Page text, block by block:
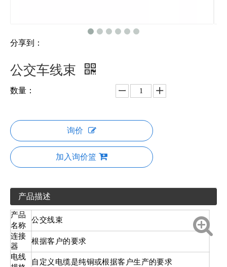
分享到：
公交车线束
数量：
询价
加入询价篮
产品描述
产品
名称
公交线束
连接
器
根据客户的要求
电线
自定义电缆是纯铜或根据客户生产的要求